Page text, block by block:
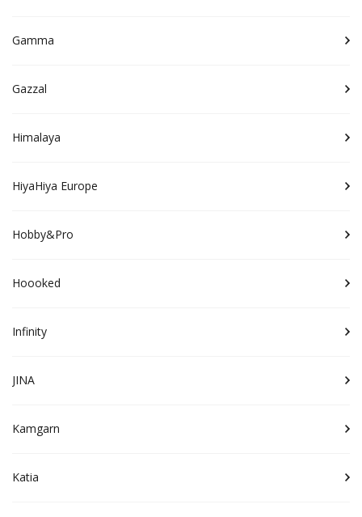
Gamma
Gazzal
Himalaya
HiyaHiya Europe
Hobby&Pro
Hoooked
Infinity
JINA
Kamgarn
Katia